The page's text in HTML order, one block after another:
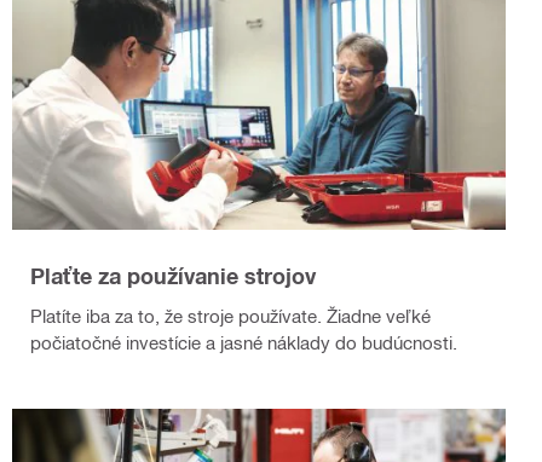
Plaťte za používanie strojov
Platíte iba za to, že stroje používate. Žiadne veľké
počiatočné investície a jasné náklady do budúcnosti.